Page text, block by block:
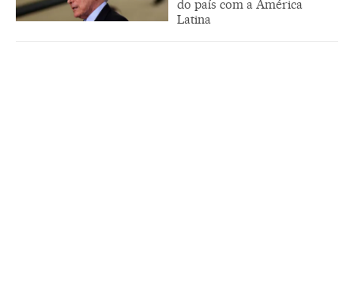
do país com a América
Latina